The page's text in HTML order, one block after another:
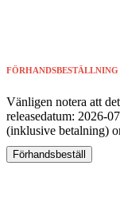
FÖRHANDSBESTÄLLNING
Vänligen notera att
releasedatum: 2026-
(inklusive betalning)
Förhandsbeställ